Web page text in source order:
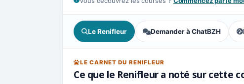
Le Renifleur Demander à ChatBZH ,
LE CARNET DU RENIFLEUR
Ce que le Renifleur a noté sur cette